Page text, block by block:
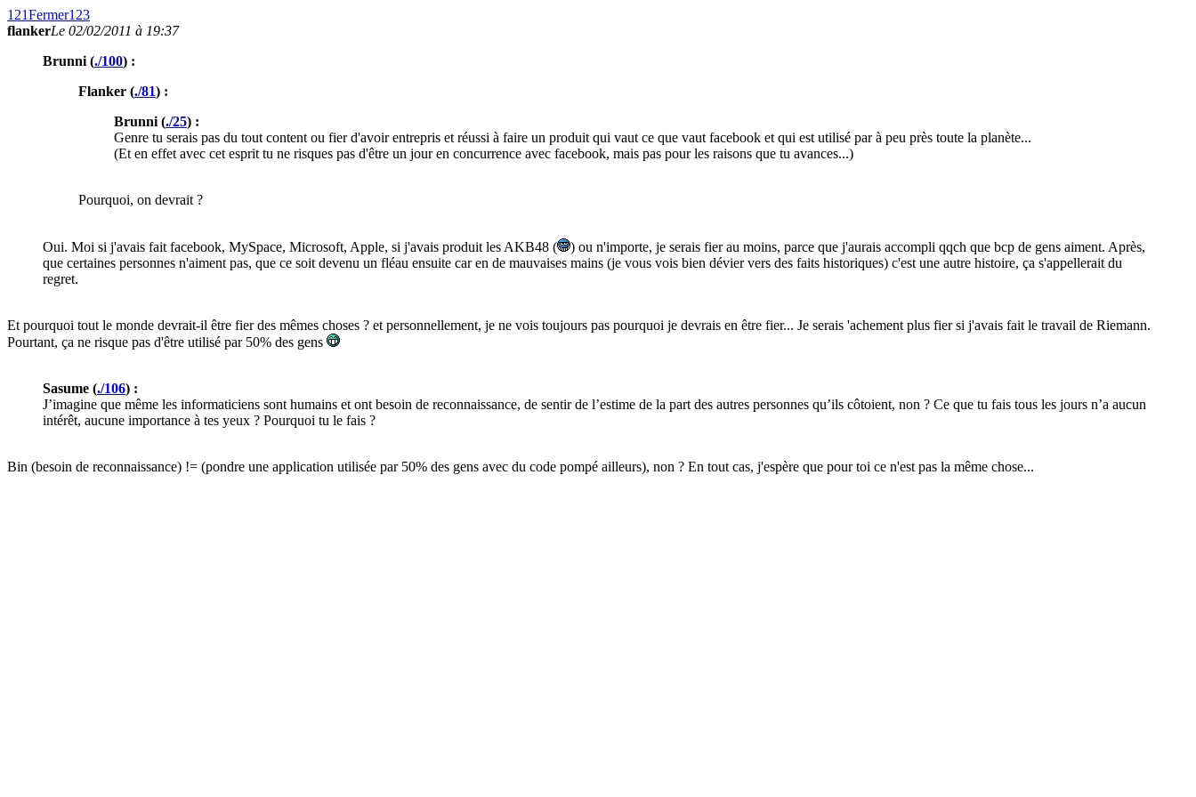
121Fermer123
flankerLe 02/02/2011 à 19:37
Brunni (./100) :
Flanker (./81) :
Brunni (./25) :
Genre tu serais pas du tout content ou fier d'avoir entrepris et réussi à faire un produit qui vaut ce que vaut facebook et qui est utilisé par à peu près toute la planète...
(Et en effet avec cet esprit tu ne risques pas d'être un jour en concurrence avec facebook, mais pas pour les raisons que tu avances...)
Pourquoi, on devrait ?
Oui. Moi si j'avais fait facebook, MySpace, Microsoft, Apple, si j'avais produit les AKB48 (
) ou n'importe, je serais fier au moins, parce que j'aurais accompli qqch que bcp de gens aiment. Après,
que certaines personnes n'aiment pas, que ce soit devenu un fléau ensuite car en de mauvaises mains (je vous vois bien dévier vers des faits historiques) c'est une autre histoire, ça s'appellerait du
regret.
Et pourquoi tout le monde devrait-il être fier des mêmes choses ? et personnellement, je ne vois toujours pas pourquoi je devrais en être fier... Je serais 'achement plus fier si j'avais fait le travail de Riemann.
Pourtant, ça ne risque pas d'être utilisé par 50% des gens
Sasume (./106) :
J’imagine que même les informaticiens sont humains et ont besoin de reconnaissance, de sentir de l’estime de la part des autres personnes qu’ils côtoient, non ? Ce que tu fais tous les jours n’a aucun
intérêt, aucune importance à tes yeux ? Pourquoi tu le fais ?
Bin (besoin de reconnaissance) != (pondre une application utilisée par 50% des gens avec du code pompé ailleurs), non ? En tout cas, j'espère que pour toi ce n'est pas la même chose...